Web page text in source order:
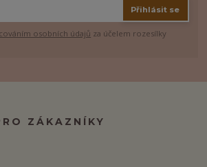
Přihlásit se
osobních údajů za účelem rozesílky
ZÁKAZNÍKY